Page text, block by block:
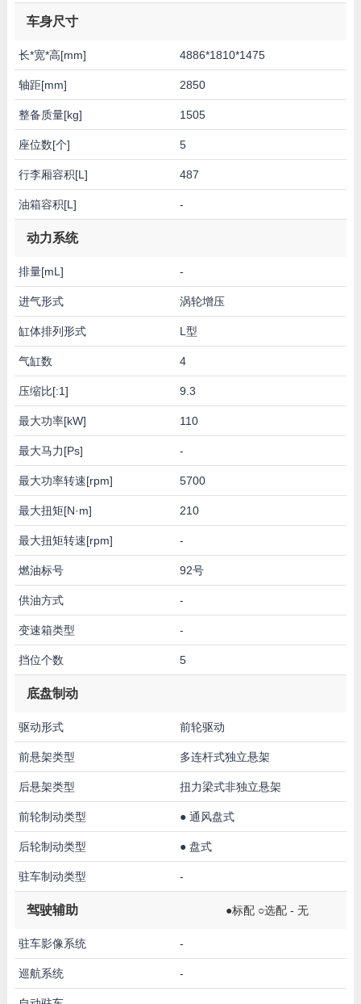
车身尺寸
长*宽*高[mm] 4886*1810*1475
轴距[mm] 2850
整备质量[kg] 1505
座位数[个] 5
行李厢容积[L] 487
油箱容积[L] -
动力系统
排量[mL] -
进气形式 涡轮增压
缸体排列形式 L型
气缸数 4
压缩比[:1] 9.3
最大功率[kW] 110
最大马力[Ps] -
最大功率转速[rpm] 5700
最大扭矩[N·m] 210
最大扭矩转速[rpm] -
燃油标号 92号
供油方式 -
变速箱类型 -
挡位个数 5
底盘制动
驱动形式 前轮驱动
前悬架类型 多连杆式独立悬架
后悬架类型 扭力梁式非独立悬架
前轮制动类型 ● 通风盘式
后轮制动类型 ● 盘式
驻车制动类型 -
驾驶辅助 ●标配 ○选配 - 无
驻车影像系统 -
巡航系统 -